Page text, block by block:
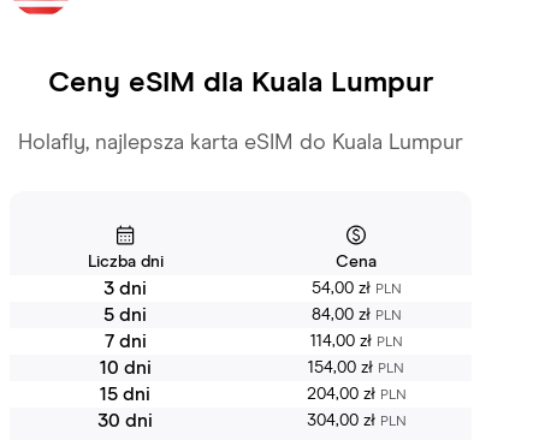
Ceny eSIM dla Kuala Lumpur
Holafly, najlepsza karta eSIM do Kuala Lumpur
Liczba dni Cena
3 dni 54,00 zł PLN
5 dni 84,00 zł PLN
7 dni 114,00 zł PLN
10 dni 154,00 zł PLN
15 dni 204,00 zł PLN
30 dni 304,00 zł PLN